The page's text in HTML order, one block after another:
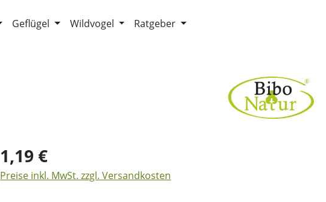
Geflügel Wildvogel Ratgeber
1,19 €
Preise inkl. MwSt. zzgl. Versandkosten